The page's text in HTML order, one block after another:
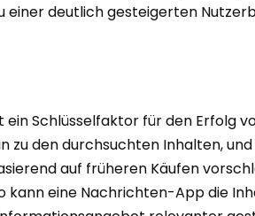
einer deutlich gesteigerten
ein Schlüsselfaktor für den Erfolg
zu den durchsuchten Inhalten,
auf früheren Käufen
kann eine Nachrichten-App die